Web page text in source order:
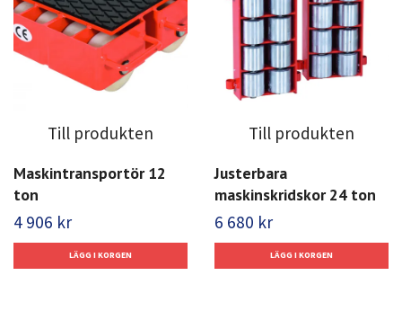
Till produkten
Maskintransportör 12
ton
4 906 kr
Till produkten
Justerbara
maskinskridskor 24 ton
6 680 kr